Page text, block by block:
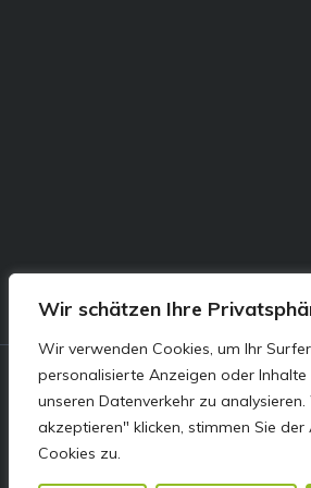
Wir schätzen Ihre
Wir verwenden Cookies, um Ihr
personalisierte Anzeigen oder Inhalte
unseren Datenverkehr zu analysieren.
akzeptieren" klicken, stimmen Sie
Cookies zu.
© E&S Motors GmbH,
Linzer Straße 83 4240
Freistadt